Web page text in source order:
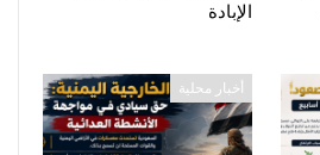
الإبادة
أخبار محلية